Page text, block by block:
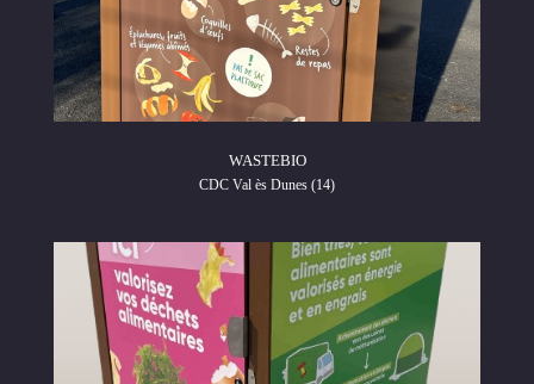
WASTEBIO
CDC Val ès Dunes (14)